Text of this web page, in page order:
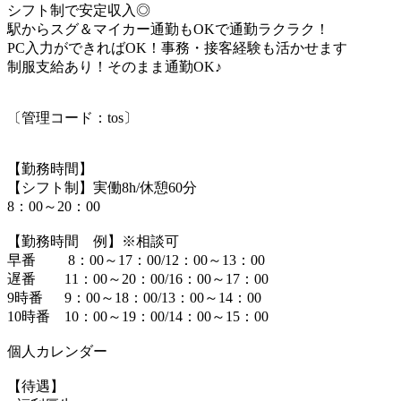
シフト制で安定収入◎
駅からスグ＆マイカー通勤もOKで通勤ラクラク！
PC入力ができればOK！事務・接客経験も活かせます
制服支給あり！そのまま通勤OK♪
〔管理コード：tos〕
【勤務時間】
【シフト制】実働8h/休憩60分
8：00～20：00
【勤務時間 例】※相談可
早番 8：00～17：00/12：00～13：00
遅番 11：00～20：00/16：00～17：00
9時番 9：00～18：00/13：00～14：00
10時番 10：00～19：00/14：00～15：00
個人カレンダー
【待遇】